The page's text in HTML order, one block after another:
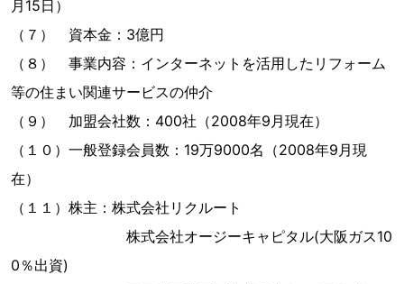
月15日）
（７） 資本金：3億円
（８） 事業内容：インターネットを活用したリフォーム
等の住まい関連サービスの仲介
（９） 加盟会社数：400社（2008年9月現在）
（１０）一般登録会員数：19万9000名（2008年9月現
在）
（１１）株主：株式会社リクルート
株式会社オージーキャピタル(大阪ガス10
0％出資)